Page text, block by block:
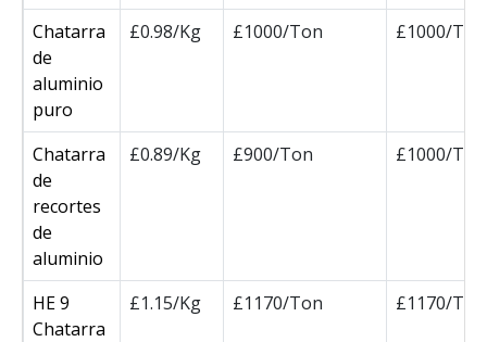
Chatarra
de
aluminio
puro
£0.98/Kg £1000/Ton £1000/Ton
Chatarra
de
recortes
de
aluminio
£0.89/Kg £900/Ton £1000/Ton
HE 9
Chatarra
£1.15/Kg £1170/Ton £1170/Ton